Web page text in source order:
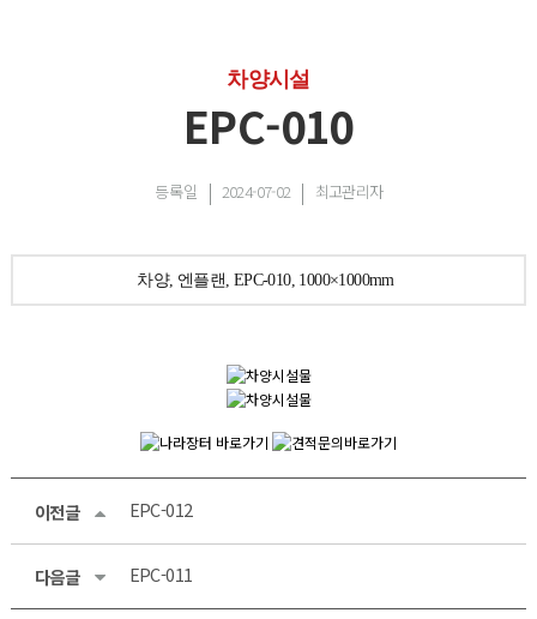
차양시설
EPC-010
등록일 2024-07-02 최고관리자
차양, 엔플랜, EPC-010, 1000×1000mm
이전글 EPC-012
다음글 EPC-011